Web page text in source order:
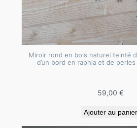
Miroir rond en bois naturel teinté
d’un bord en raphia et de
59,00 €
Ajouter au panier